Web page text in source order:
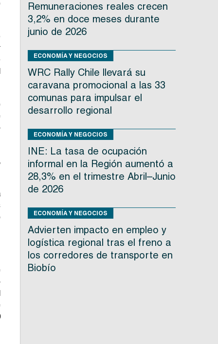
Remuneraciones reales crecen
3,2% en doce meses durante
junio de 2026
ECONOMÍA Y NEGOCIOS
WRC Rally Chile llevará su
caravana promocional a las 33
comunas para impulsar el
desarrollo regional
ECONOMÍA Y NEGOCIOS
INE: La tasa de ocupación
informal en la Región aumentó a
28,3% en el trimestre Abril–Junio
de 2026
ECONOMÍA Y NEGOCIOS
Advierten impacto en empleo y
logística regional tras el freno a
los corredores de transporte en
Biobío